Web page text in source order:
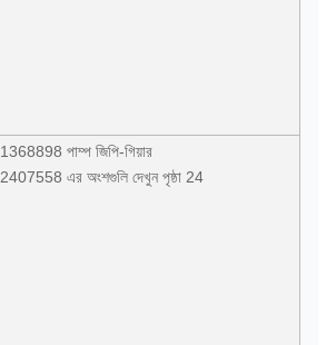
1368898 পাম্প জিপি-গিয়ার
2407558 এর অংশগুলি দেখুন পৃষ্ঠা 24